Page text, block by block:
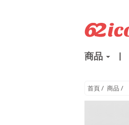
商品 |
首頁/ 商品 /